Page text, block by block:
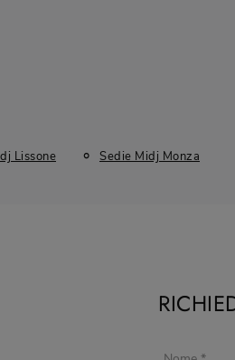
Lissone Sedie Midj Monza